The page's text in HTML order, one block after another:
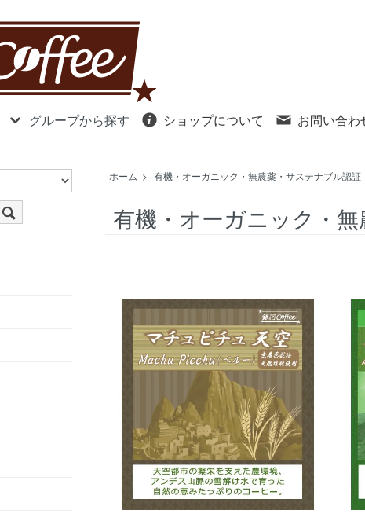
グループから探す ショップについて お問い合わ
ホーム > 有機・オーガニック・無農薬・サステナブル認証
有機・オーガニック・